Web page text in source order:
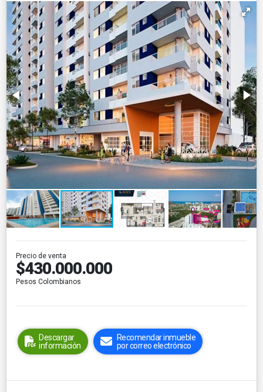
Precio de venta
$430.000.000
Pesos Colombianos
Descargar
información
Recomendar inmueble
por correo electrónico